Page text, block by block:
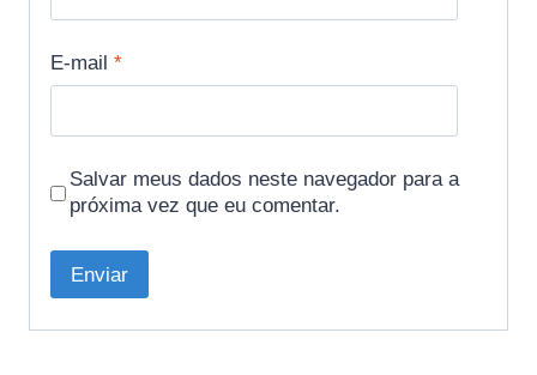
E-mail *
Salvar meus dados neste navegador para a
próxima vez que eu comentar.